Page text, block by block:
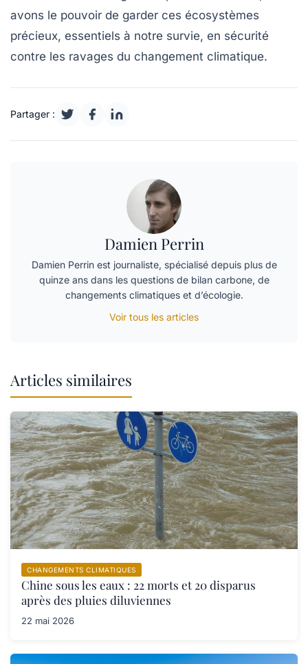
avons le pouvoir de garder ces écosystèmes
précieux, essentiels à notre survie, en sécurité
contre les ravages du changement climatique.
Partager :
Damien Perrin
Damien Perrin est journaliste, spécialisé depuis plus de
quinze ans dans les questions de bilan carbone, de
changements climatiques et d’écologie.
Voir tous les articles
Articles similaires
CHANGEMENTS CLIMATIQUES
Chine sous les eaux : 22 morts et 20 disparus
après des pluies diluviennes
22 mai 2026